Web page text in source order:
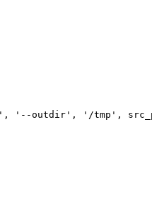
'--outdir', '/tmp',